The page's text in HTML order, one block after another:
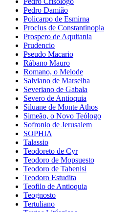
Pedro Damião
Policarpo de Esmirna
Proclus de Constantinopla
Prospero de Aquitania
Prudencio
Pseudo Macario
Rábano Mauro
Romano, o Melode
Salviano de Marselha
Severiano de Gabala
Severo de Antioquia
Siluane de Monte Athos
Simeão, o Novo Teólogo
Sofronio de Jerusalem
SOPHIA
Talassio
Teodoreto de Cyr
Teodoro de Mopsuesto
Teodoro de Tabenisi
Teodoro Estudita
Teofilo de Antioquia
Teognosto
Tertuliano